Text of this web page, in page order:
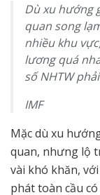
Dù xu hướng
quan song
nhiều khu
lương quá
số NHTW
IMF
Mặc dù xu
quan, nhưng lộ
vài khó khăn,
phát toàn cầu